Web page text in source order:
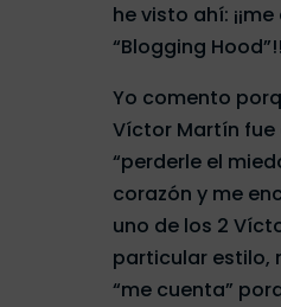
he visto ahí:
“Blogging Hood”!!
Yo comento
Víctor Martín fue
“perderle el
corazón y me
uno de los 2
particular estilo,
“me cuenta”